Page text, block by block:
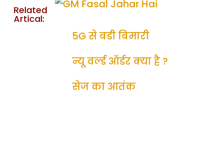
Related
Artical:
5G से बडी बिमारी
न्यू वर्ल्ड ऑर्डर क्या है ?
सेज का आतंक